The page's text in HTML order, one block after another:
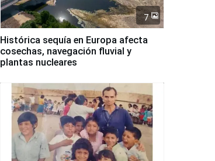
7
Histórica sequía en Europa afecta
cosechas, navegación fluvial y
plantas nucleares